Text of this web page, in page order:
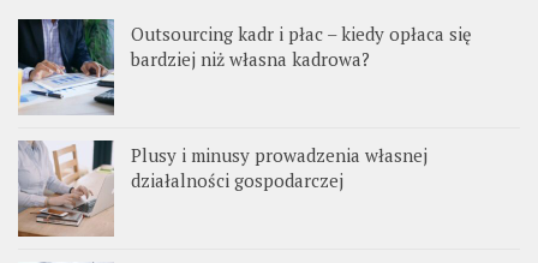
Outsourcing kadr i płac – kiedy opłaca się
bardziej niż własna kadrowa?
Plusy i minusy prowadzenia własnej
działalności gospodarczej